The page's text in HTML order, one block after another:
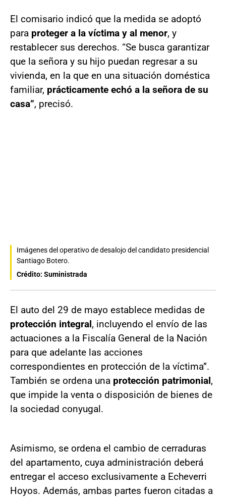
El comisario indicó que la medida se adoptó
para proteger a la víctima y al menor, y
restablecer sus derechos. “Se busca garantizar
que la señora y su hijo puedan regresar a su
vivienda, en la que en una situación doméstica
familiar, prácticamente echó a la señora de su
casa”, precisó.
Imágenes del operativo de desalojo del candidato presidencial
Santiago Botero.
Crédito: Suministrada
El auto del 29 de mayo establece medidas de
protección integral, incluyendo el envío de las
actuaciones a la Fiscalía General de la Nación
para que adelante las acciones
correspondientes en protección de la víctima”.
También se ordena una protección patrimonial,
que impide la venta o disposición de bienes de
la sociedad conyugal.
Asimismo, se ordena el cambio de cerraduras
del apartamento, cuya administración deberá
entregar el acceso exclusivamente a Echeverri
Hoyos. Además, ambas partes fueron citadas a